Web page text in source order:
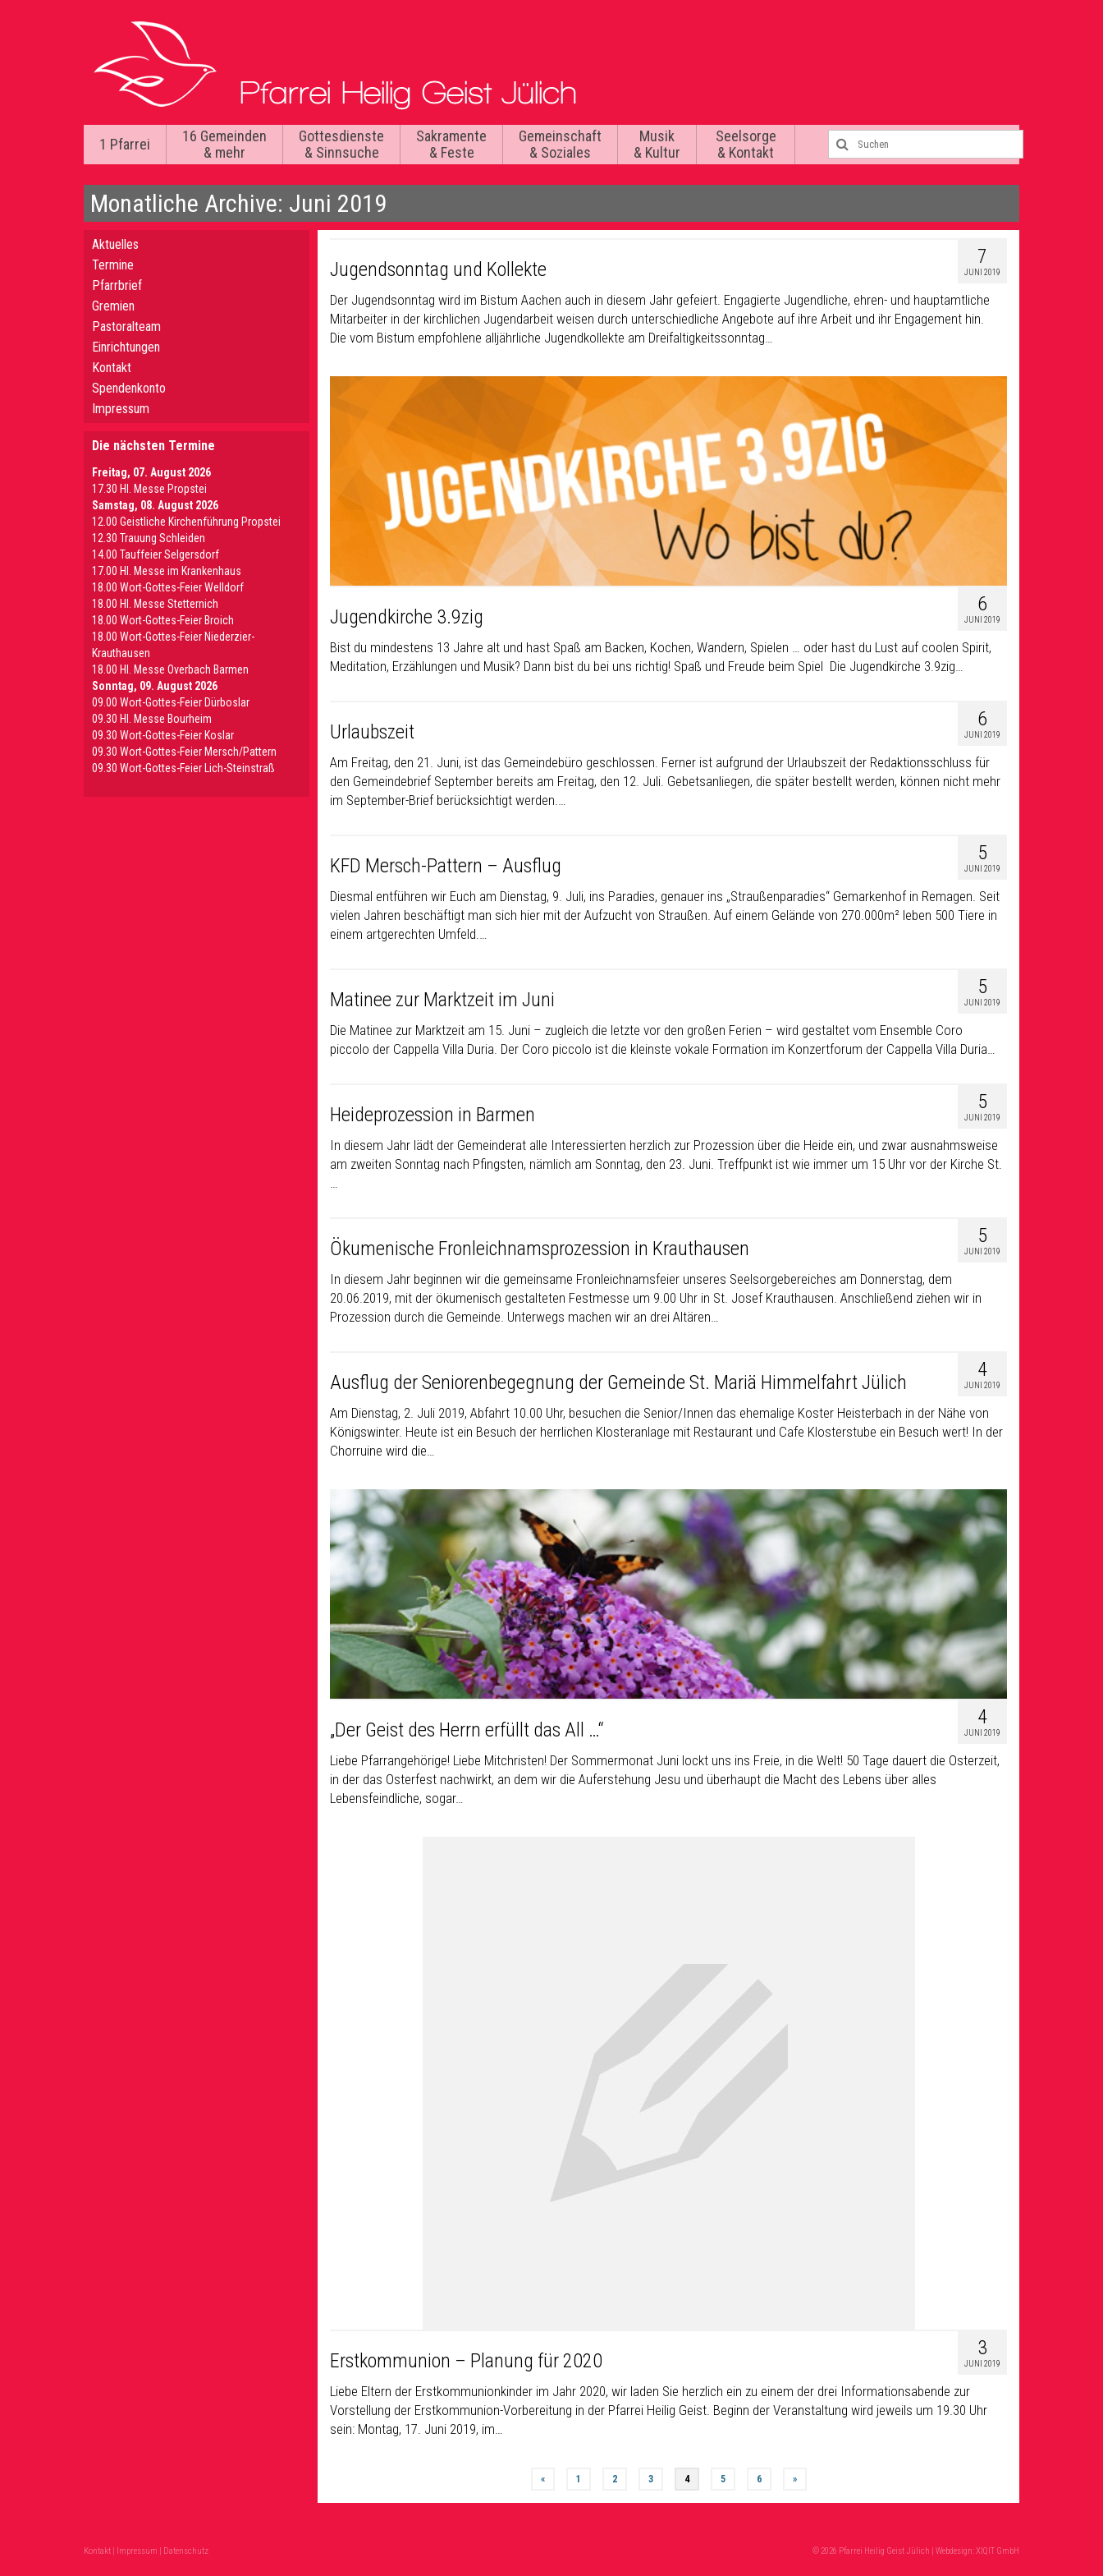
1 Pfarrei
16 Gemeinden
& mehr
Gottesdienste
& Sinnsuche
Sakramente
& Feste
Gemeinschaft
& Soziales
Musik
& Kultur
Seelsorge
& Kontakt
Monatliche Archive: Juni 2019
7
JUNI 2019
Jugendsonntag und Kollekte
Der Jugendsonntag wird im Bistum Aachen auch in diesem Jahr gefeiert. Engagierte Jugendliche, ehren- und hauptamtliche
Mitarbeiter in der kirchlichen Jugendarbeit weisen durch unterschiedliche Angebote auf ihre Arbeit und ihr Engagement hin.
Die vom Bistum empfohlene alljährliche Jugendkollekte am Dreifaltigkeitssonntag…
6
JUNI 2019
Jugendkirche 3.9zig
Bist du mindestens 13 Jahre alt und hast Spaß am Backen, Kochen, Wandern, Spielen … oder hast du Lust auf coolen Spirit,
Meditation, Erzählungen und Musik? Dann bist du bei uns richtig! Spaß und Freude beim Spiel Die Jugendkirche 3.9zig…
6
JUNI 2019
Urlaubszeit
Am Freitag, den 21. Juni, ist das Gemeindebüro geschlossen. Ferner ist aufgrund der Urlaubszeit der Redaktionsschluss für
den Gemeindebrief September bereits am Freitag, den 12. Juli. Gebetsanliegen, die später bestellt werden, können nicht mehr
im September-Brief berücksichtigt werden.…
5
JUNI 2019
KFD Mersch-Pattern – Ausflug
Diesmal entführen wir Euch am Dienstag, 9. Juli, ins Paradies, genauer ins „Straußenparadies“ Gemarkenhof in Remagen. Seit
vielen Jahren beschäftigt man sich hier mit der Aufzucht von Straußen. Auf einem Gelände von 270.000m² leben 500 Tiere in
einem artgerechten Umfeld.…
5
JUNI 2019
Matinee zur Marktzeit im Juni
Die Matinee zur Marktzeit am 15. Juni – zugleich die letzte vor den großen Ferien – wird gestaltet vom Ensemble Coro
piccolo der Cappella Villa Duria. Der Coro piccolo ist die kleinste vokale Formation im Konzertforum der Cappella Villa Duria…
5
JUNI 2019
Heideprozession in Barmen
In diesem Jahr lädt der Gemeinderat alle Interessierten herzlich zur Prozession über die Heide ein, und zwar ausnahmsweise
am zweiten Sonntag nach Pfingsten, nämlich am Sonntag, den 23. Juni. Treffpunkt ist wie immer um 15 Uhr vor der Kirche St.
…
5
JUNI 2019
Ökumenische Fronleichnamsprozession in Krauthausen
In diesem Jahr beginnen wir die gemeinsame Fronleichnamsfeier unseres Seelsorgebereiches am Donnerstag, dem
20.06.2019, mit der ökumenisch gestalteten Festmesse um 9.00 Uhr in St. Josef Krauthausen. Anschließend ziehen wir in
Prozession durch die Gemeinde. Unterwegs machen wir an drei Altären…
4
JUNI 2019
Ausflug der Seniorenbegegnung der Gemeinde St. Mariä Himmelfahrt Jülich
Am Dienstag, 2. Juli 2019, Abfahrt 10.00 Uhr, besuchen die Senior/Innen das ehemalige Koster Heisterbach in der Nähe von
Königswinter. Heute ist ein Besuch der herrlichen Klosteranlage mit Restaurant und Cafe Klosterstube ein Besuch wert! In der
Chorruine wird die…
4
JUNI 2019
„Der Geist des Herrn erfüllt das All …“
Liebe Pfarrangehörige! Liebe Mitchristen! Der Sommermonat Juni lockt uns ins Freie, in die Welt! 50 Tage dauert die Osterzeit,
in der das Osterfest nachwirkt, an dem wir die Auferstehung Jesu und überhaupt die Macht des Lebens über alles
Lebensfeindliche, sogar…
3
JUNI 2019
Erstkommunion – Planung für 2020
Liebe Eltern der Erstkommunionkinder im Jahr 2020, wir laden Sie herzlich ein zu einem der drei Informationsabende zur
Vorstellung der Erstkommunion-Vorbereitung in der Pfarrei Heilig Geist. Beginn der Veranstaltung wird jeweils um 19.30 Uhr
sein: Montag, 17. Juni 2019, im…
« 1 2 3 4 5 6 »
Aktuelles
Termine
Pfarrbrief
Gremien
Pastoralteam
Einrichtungen
Kontakt
Spendenkonto
Impressum
Die nächsten Termine
Freitag, 07. August 2026
17.30 Hl. Messe Propstei
Samstag, 08. August 2026
12.00 Geistliche Kirchenführung Propstei
12.30 Trauung Schleiden
14.00 Tauffeier Selgersdorf
17.00 Hl. Messe im Krankenhaus
18.00 Wort-Gottes-Feier Welldorf
18.00 Hl. Messe Stetternich
18.00 Wort-Gottes-Feier Broich
18.00 Wort-Gottes-Feier Niederzier-
Krauthausen
18.00 Hl. Messe Overbach Barmen
Sonntag, 09. August 2026
09.00 Wort-Gottes-Feier Dürboslar
09.30 HI. Messe Bourheim
09.30 Wort-Gottes-Feier Koslar
09.30 Wort-Gottes-Feier Mersch/Pattern
09.30 Wort-Gottes-Feier Lich-Steinstraß
Kontakt | Impressum | Datenschutz © 2026 Pfarrei Heilig Geist Jülich | Webdesign:XIQIT GmbH